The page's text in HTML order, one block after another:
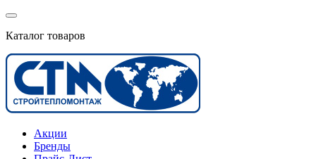
Каталог товаров
Акции
Бренды